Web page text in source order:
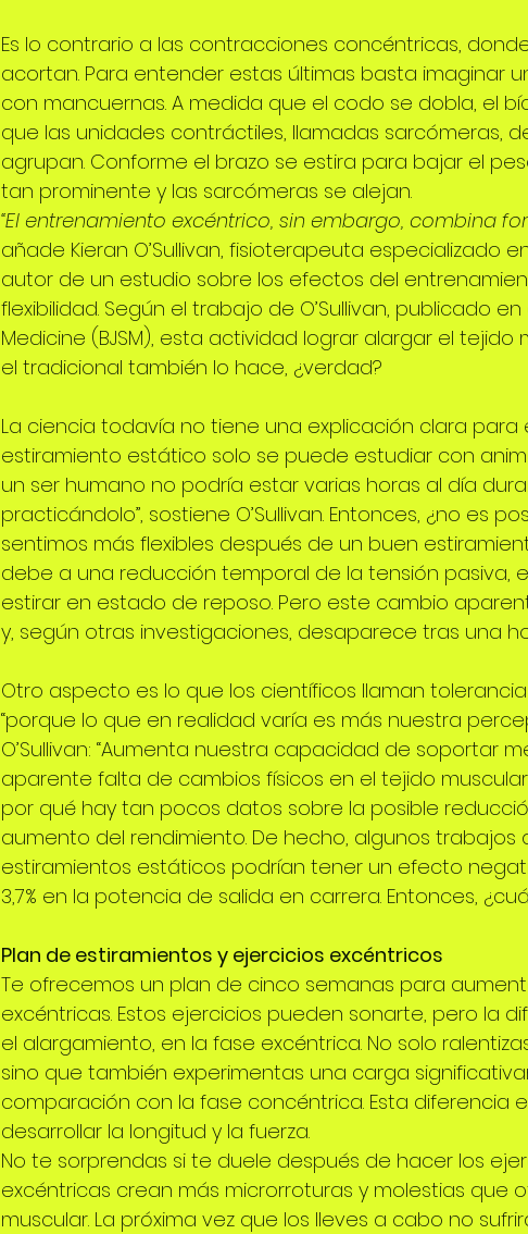
Es lo contrario a las contracciones concéntricas,
acortan. Para entender estas últimas basta imaginar
con mancuernas. A medida que el codo se dobla, el
que las unidades contráctiles, llamadas sarcómeras,
agrupan. Conforme el brazo se estira para bajar el
tan prominente y las sarcómeras se alejan.
“El entrenamiento excéntrico, sin embargo, combina
añade Kieran O’Sullivan, fisioterapeuta especializado
autor de un estudio sobre los efectos del
flexibilidad. Según el trabajo de O’Sullivan, publicado
Medicine (BJSM), esta actividad lograr alargar el tejido
el tradicional también lo hace, ¿verdad?
La ciencia todavía no tiene una explicación clara para
estiramiento estático solo se puede estudiar con
un ser humano no podría estar varias horas al día
practicándolo”, sostiene O’Sullivan. Entonces, ¿no es
sentimos más flexibles después de un buen
debe a una reducción temporal de la tensión pasiva,
estirar en estado de reposo. Pero este cambio
y, según otras investigaciones, desaparece tras una
Otro aspecto es lo que los científicos llaman
“porque lo que en realidad varía es más nuestra
O’Sullivan: “Aumenta nuestra capacidad de soportar
aparente falta de cambios físicos en el tejido
por qué hay tan pocos datos sobre la posible
aumento del rendimiento. De hecho, algunos trabajos
estiramientos estáticos podrían tener un efecto
3,7% en la potencia de salida en carrera. Entonces,
Plan de estiramientos y ejercicios excéntricos
Te ofrecemos un plan de cinco semanas para
excéntricas. Estos ejercicios pueden sonarte, pero la
el alargamiento, en la fase excéntrica. No solo
sino que también experimentas una carga
comparación con la fase concéntrica. Esta diferencia
desarrollar la longitud y la fuerza.
No te sorprendas si te duele después de hacer los
excéntricas crean más microrroturas y molestias que
muscular. La próxima vez que los lleves a cabo no